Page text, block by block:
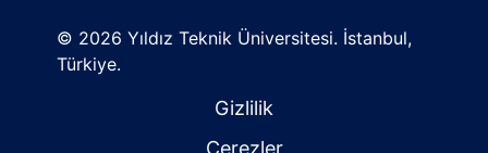
© 2026 Yıldız Teknik Üniversitesi. İstanbul,
Türkiye.
Gizlilik
Çerezler